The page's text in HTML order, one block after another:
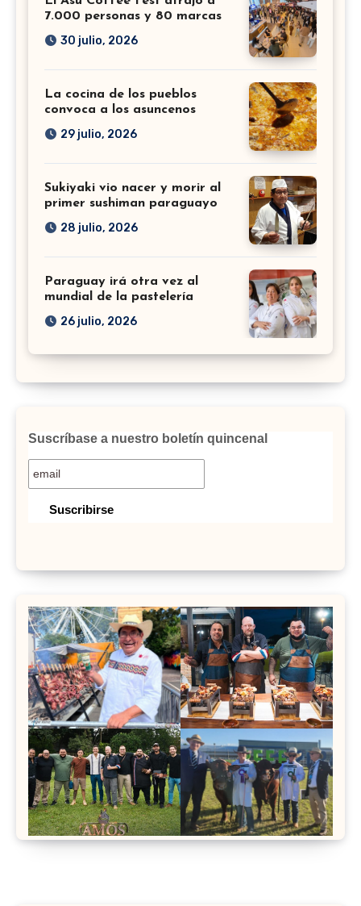
7.000 personas y 80 marcas
30 julio, 2026
La cocina de los pueblos
convoca a los asuncenos
29 julio, 2026
Sukiyaki vio nacer y morir al
primer sushiman paraguayo
28 julio, 2026
Paraguay irá otra vez al
mundial de la pastelería
26 julio, 2026
Suscríbase a nuestro boletín quincenal